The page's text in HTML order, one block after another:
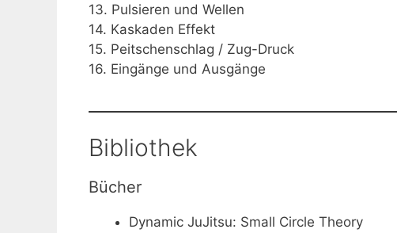
13. Pulsieren und Wellen
14. Kaskaden Effekt
15. Peitschenschlag / Zug-Druck
16. Eingänge und Ausgänge
Bibliothek
Bücher
Dynamic JuJitsu: Small Circle Theory